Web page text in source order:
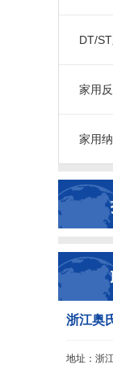
DT/
家用
家用
浙江奥
地址：浙